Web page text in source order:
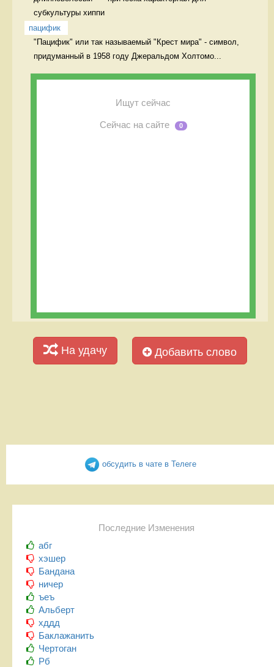
субкультуры хиппи
пацифик
"Пацифик" или так называемый "Крест мира" - символ,
придуманный в 1958 году Джеральдом Холтомо...
Ищут сейчас
Сейчас на сайте 0
На удачу Добавить слово
обсудить в чате в Телеге
Последние Изменения
абг
хэшер
Бандана
ничер
ъеъ
Альберт
хддд
Баклажанить
Чертоган
Рб